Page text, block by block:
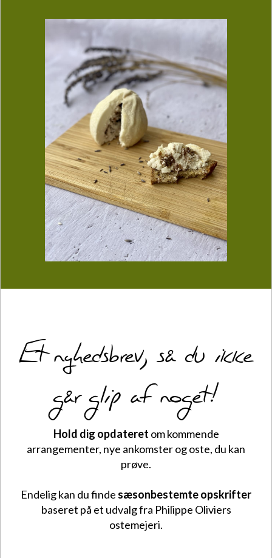
Et nyhedsbrev, så du ikke
går glip af noget!
Hold dig opdateret om kommende
arrangementer, nye ankomster og oste, du kan
prøve.
Endelig kan du finde sæsonbestemte opskrifter
baseret på et udvalg fra Philippe Oliviers
ostemejeri.